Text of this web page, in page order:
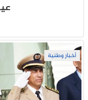
أخبار وطنية